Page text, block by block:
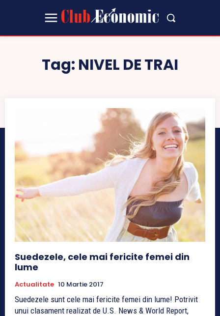
Tag: NIVEL DE TRAI
Suedezele, cele mai fericite femei din
lume
Actualitate 10 Martie 2017
Suedezele sunt cele mai fericite femei din lume! Potrivit
unui clasament realizat de U.S. News & World Report,